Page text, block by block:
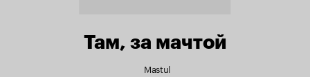
Там, за мачтой
Mastul